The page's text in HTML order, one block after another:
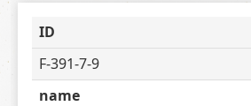
ID
F-391-7-9
name